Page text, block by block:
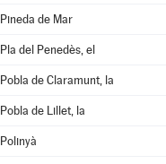
Pineda de Mar
Pla del Penedès, el
Pobla de Claramunt, la
Pobla de Lillet, la
Polinyà